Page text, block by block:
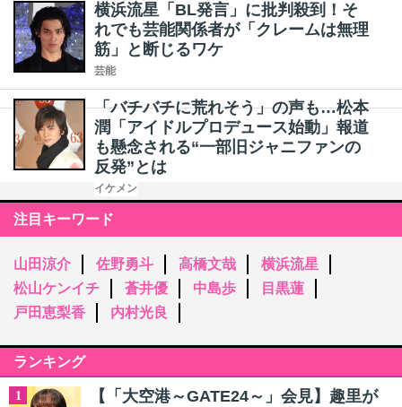
横浜流星「BL発言」に批判殺到！そ
れでも芸能関係者が「クレームは無理
筋」と断じるワケ
芸能
「バチバチに荒れそう」の声も…松本
潤「アイドルプロデュース始動」報道
も懸念される“一部旧ジャニファンの
反発”とは
イケメン
注目キーワード
山田涼介 佐野勇斗 高橋文哉
横浜流星
松山ケンイチ
蒼井優 中島歩
目黒蓮
戸田恵梨香
内村光良
ランキング
1
【「大空港～GATE24～」会見】趣里が